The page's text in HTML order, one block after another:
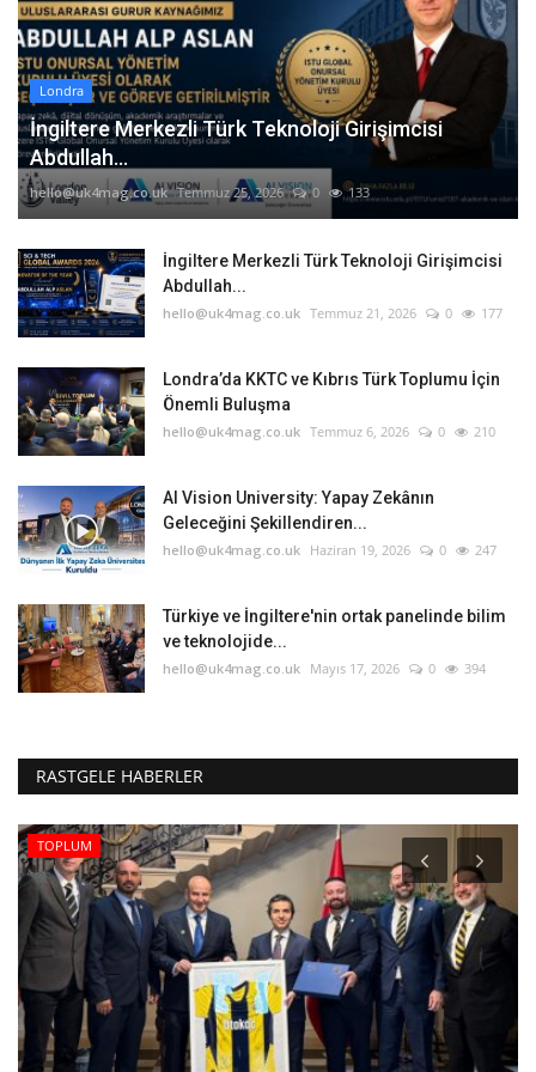
Londra
İngiltere Merkezli Türk Teknoloji Girişimcisi
Abdullah...
hello@uk4mag.co.uk Temmuz 25, 2026 0 133
İngiltere Merkezli Türk Teknoloji Girişimcisi
Abdullah...
hello@uk4mag.co.uk Temmuz 21, 2026 0 177
Londra’da KKTC ve Kıbrıs Türk Toplumu İçin
Önemli Buluşma
hello@uk4mag.co.uk Temmuz 6, 2026 0 210
AI Vision University: Yapay Zekânın
Geleceğini Şekillendiren...
hello@uk4mag.co.uk Haziran 19, 2026 0 247
Türkiye ve İngiltere'nin ortak panelinde bilim
ve teknolojide...
hello@uk4mag.co.uk Mayıs 17, 2026 0 394
RASTGELE HABERLER
TOPLUM